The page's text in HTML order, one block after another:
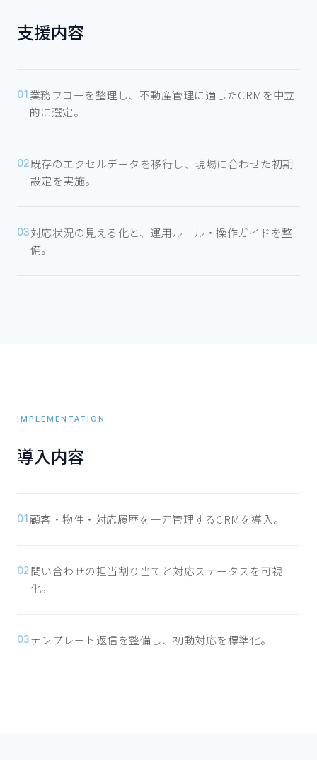
支援内容
01 業務フローを整理し、不動産管理に適したCRMを中立
的に選定。
02既存のエクセルデータを移行し、現場に合わせた初期
設定を実施。
03対応状況の見える化と、運用ルール・操作ガイドを整
備。
IMPLEMENTATION
導入内容
01 顧客・物件・対応履歴を一元管理するCRMを導入。
02問い合わせの担当割り当てと対応ステータスを可視
化。
03テンプレート返信を整備し、初動対応を標準化。